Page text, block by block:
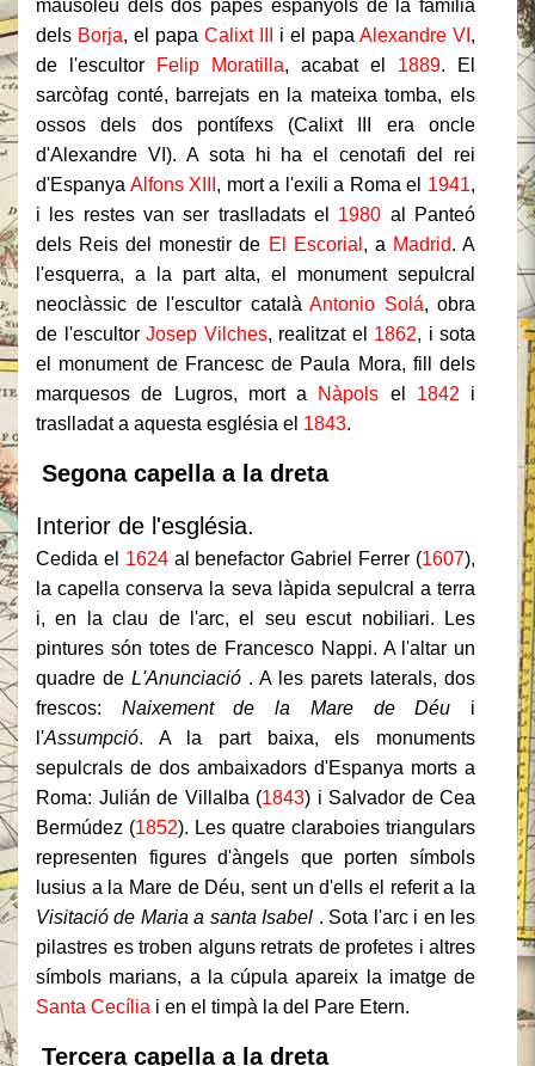
mausoleu dels dos papes espanyols de la família
dels Borja, el papa Calixt III i el papa Alexandre VI ,
de l'escultor
Felip Moratilla, acabat el 1889. El
sarcòfag conté, barrejats en la mateixa tomba, els
ossos dels dos pontífexs (Calixt III era oncle
d'Alexandre VI). A sota hi ha el cenotafi del rei
d'Espanya Alfons XIII , mort a l'exili a Roma el 1941,
i les restes van ser traslladats el 1980 al Panteó
dels Reis del monestir de El Escorial , a Madrid. A
l'esquerra, a la part alta, el monument sepulcral
neoclàssic de l'escultor català Antonio Solá, obra
de l'escultor Josep Vilches, realitzat el 1862, i sota
el monument de Francesc de Paula Mora, fill dels
marquesos de Lugros, mort a
Nàpols el 1842 i
traslladat a aquesta església el 1843.
Segona capella a la dreta
Interior de l'església.
Cedida el 1624al benefactor Gabriel Ferrer (1607),
la capella conserva la seva làpida sepulcral a terra
i, en la clau de l'arc, el seu escut nobiliari. Les
pintures són totes de Francesco Nappi. A l'altar un
quadre de L'Anunciació . A les parets laterals, dos
frescos: Naixement de la Mare de Déu i
l'Assumpció. A la part baixa, els monuments
sepulcrals de dos ambaixadors d'Espanya morts a
Roma: Julián de Villalba (1843) i Salvador de Cea
Bermúdez (1852). Les quatre claraboies triangulars
representen figures d'àngels que porten símbols
lusius a la Mare de Déu, sent un d'ells el referit a la
Visitació de Maria a santa Isabel . Sota l'arc i en les
pilastres es troben alguns retrats de profetes i altres
símbols marians, a la cúpula apareix la imatge de
Santa Cecília i en el timpà la del Pare Etern.
Tercera capella a la dreta